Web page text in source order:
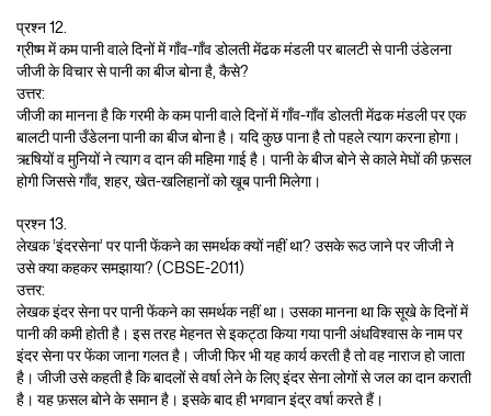
प्रश्न 12.
ग्रीष्म में कम पानी वाले दिनों में गाँव-गाँव डोलती मेंढक मंडली पर बालटी से पानी उंडेलना
जीजी के विचार से पानी का बीज बोना है, कैसे?
उत्तर:
जीजी का मानना है कि गरमी के कम पानी वाले दिनों में गाँव-गाँव डोलती मेंढक मंडली पर एक
बालटी पानी उँडेलना पानी का बीज बोना है। यदि कुछ पाना है तो पहले त्याग करना होगा।
ऋषियों व मुनियों ने त्याग व दान की महिमा गाई है। पानी के बीज बोने से काले मेघों की फ़सल
होगी जिससे गाँव, शहर, खेत-खलिहानों को खूब पानी मिलेगा।
प्रश्न 13.
लेखक ‘इंदरसेना’ पर पानी फेंकने का समर्थक क्यों नहीं था? उसके रूठ जाने पर जीजी ने
उसे क्या कहकर समझाया? (CBSE-2011)
उत्तर:
लेखक इंदर सेना पर पानी फेंकने का समर्थक नहीं था। उसका मानना था कि सूखे के दिनों में
पानी की कमी होती है। इस तरह मेहनत से इकट्ठा किया गया पानी अंधविश्वास के नाम पर
इंदर सेना पर फेंका जाना गलत है। जीजी फिर भी यह कार्य करती है तो वह नाराज हो जाता
है। जीजी उसे कहती है कि बादलों से वर्षा लेने के लिए इंदर सेना लोगों से जल का दान कराती
है। यह फ़सल बोने के समान है। इसके बाद ही भगवान इंद्र वर्षा करते हैं।